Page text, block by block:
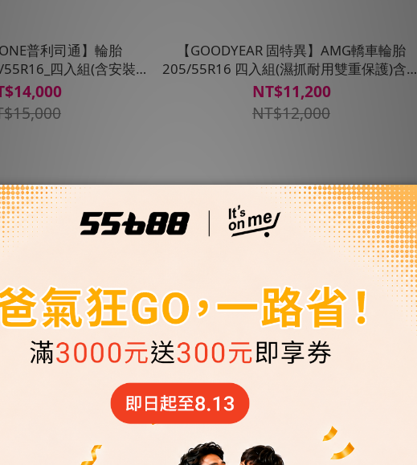
普利司通】輪胎
四入組(含安裝定
位平衡)
【GOODYEAR 固特異】AMG轎車輪胎
205/55R16 四入組(濕抓耐用雙重保護)含安
裝定位平衡
NT$11,200
NT$12,000